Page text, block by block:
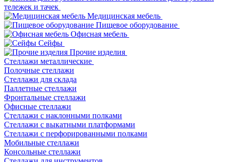
тележек и тачек
Медицинская мебель
Пищевое оборудование
Офисная мебель
Сейфы
Прочие изделия
Стеллажи металлические
Полочные стеллажи
Стеллажи для склада
Паллетные стеллажи
Фронтальные стеллажи
Офисные стеллажи
Стеллажи с наклонными полками
Стеллажи с выкатными платформами
Стеллажи с перфорированными полками
Мобильные стеллажи
Консольные стеллажи